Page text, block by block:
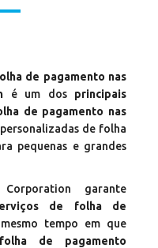
de pagamento nas
é um dosprincipais
de pagamento nas
de folha
pequenas e grandes
garante
de folha de
tempo em que
de pagamento